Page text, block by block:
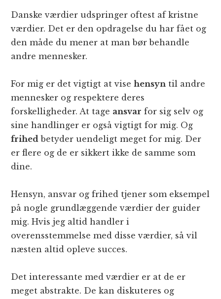
Danske værdier udspringer oftest af kristne
værdier. Det er den opdragelse du har fået og
den måde du mener at man bør behandle
andre mennesker.
For mig er det vigtigt at visehensyn til andre
mennesker og respektere deres
forskelligheder. At tage ansvar for sig selv og
sine handlinger er også vigtigt for mig. Og
frihed betyder uendeligt meget for mig. Der
er flere og de er sikkert ikke de samme som
dine.
Hensyn, ansvar og frihed tjener som eksempel
på nogle grundlæggende værdier der guider
mig. Hvis jeg altid handler i
overensstemmelse med disse værdier, så vil
næsten altid opleve succes.
Det interessante med værdier er at de er
meget abstrakte. De kan diskuteres og